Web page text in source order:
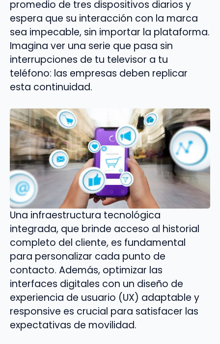
promedio de tres dispositivos diarios y
espera que su interacción con la marca
sea impecable, sin importar la plataforma.
Imagina ver una serie que pasa sin
interrupciones de tu televisor a tu
teléfono: las empresas deben replicar
esta continuidad.
Una infraestructura tecnológica
integrada, que brinde acceso al historial
completo del cliente, es fundamental
para personalizar cada punto de
contacto. Además, optimizar las
interfaces digitales con un diseño de
experiencia de usuario (UX) adaptable y
responsive es crucial para satisfacer las
expectativas de movilidad.